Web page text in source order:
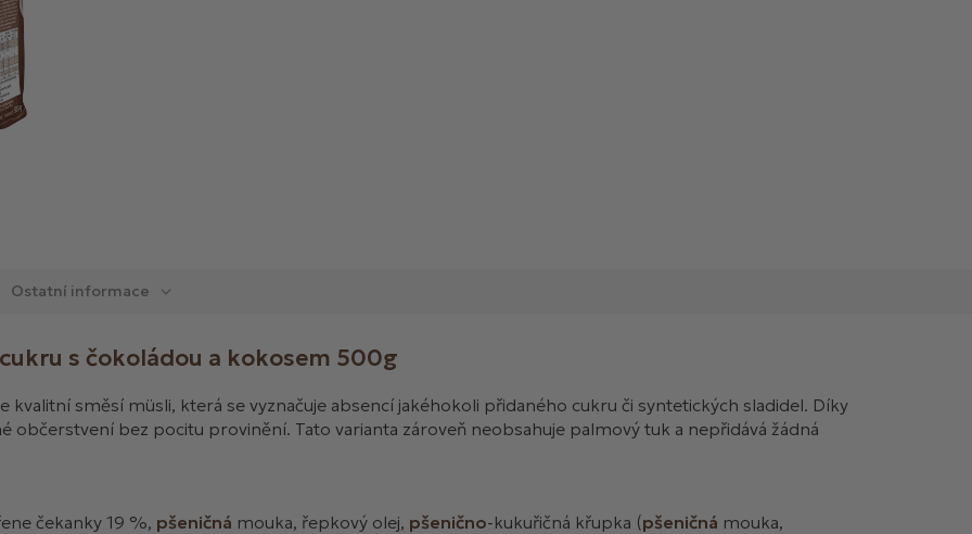
Ostatní informace
s čokoládou a kokosem 500g
kvalitní směsí müsli, která se vyznačuje absencí jakéhokoli přidaného cukru či syntetických sladidel. Díky
občerstvení bez pocitu provinění. Tato varianta zároveň neobsahuje palmový tuk a nepřidává žádná
čekanky 19 %, pšeničná mouka, řepkový olej, pšenično-kukuřičná křupka (pšeničná mouka,